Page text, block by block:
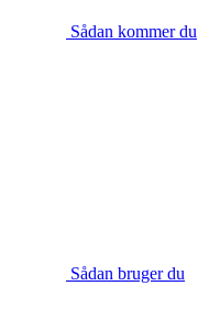
Sådan kommer du
Sådan bruger du